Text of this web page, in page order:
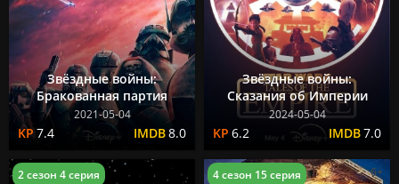
Звёздные войны:
Бракованная партия
2021-05-04
7.4 8.0
Звёздные войны:
Сказания об Империи
2024-05-04
6.2 7.0
2 сезон 4 серия 4 сезон 15 серия 6+